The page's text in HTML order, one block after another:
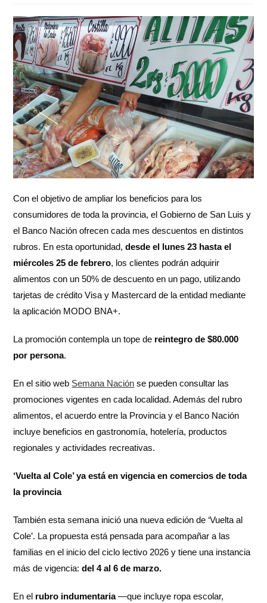
Con el objetivo de ampliar los beneficios para los
consumidores de toda la provincia, el Gobierno de San Luis y
el Banco Nación ofrecen cada mes descuentos en distintos
rubros. En esta oportunidad,desde el lunes 23 hasta el
miércoles 25 de febrero, los clientes podrán adquirir
alimentos con un 50% de descuento en un pago, utilizando
tarjetas de crédito Visa y Mastercard de la entidad mediante
la aplicación MODO BNA+.
La promoción contempla un tope de reintegro de $80.000
por persona.
En el sitio web Semana Nación se pueden consultar las
promociones vigentes en cada localidad. Además del rubro
alimentos, el acuerdo entre la Provincia y el Banco Nación
incluye beneficios en gastronomía, hotelería, productos
regionales y actividades recreativas.
‘Vuelta al Cole’ ya está en vigencia en comercios de toda
la provincia
También esta semana inició una nueva edición de ‘Vuelta al
Cole’. La propuesta está pensada para acompañar a las
familias en el inicio del ciclo lectivo 2026 y tiene una instancia
más de vigencia:del 4 al 6 de marzo.
En el rubro indumentaria—que incluye ropa escolar,